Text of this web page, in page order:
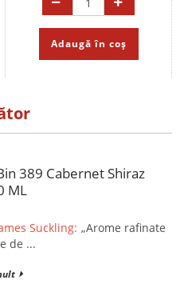
Adaugă în coș
389 Cabernet Shiraz
ML
Suckling: „Arome rafinate
de ...